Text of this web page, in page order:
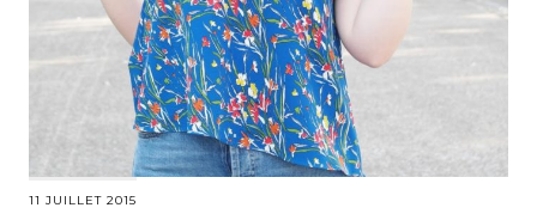
11 JUILLET 2015